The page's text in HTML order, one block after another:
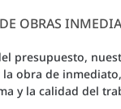
OBRAS
presupuesto,
obra de
y la calidad del